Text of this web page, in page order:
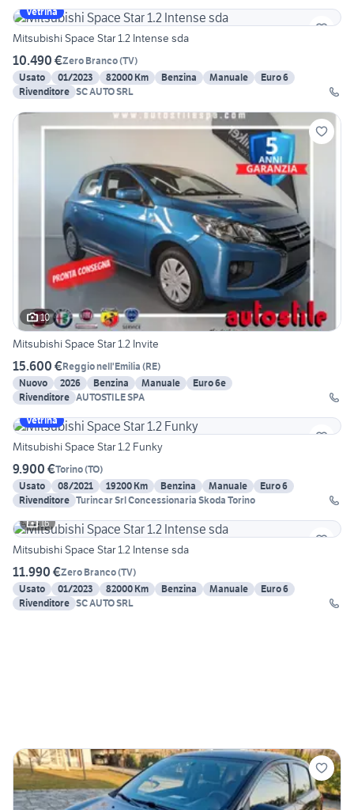
Vetrina
Mitsubishi Space Star 1.2 Intense sda
10.490 €Zero Branco(TV)
Usato
01/2023 82000 Km Benzina Manuale
Euro 6
Rivenditore SC AUTO SRL
10
Mitsubishi Space Star 1.2 Invite
15.600 €Reggio nell'Emilia (RE)
Nuovo
2026 Benzina Manuale
Euro 6e
Rivenditore AUTOSTILE SPA
Vetrina
Mitsubishi Space Star 1.2 Funky
9.900 €Torino(TO)
Usato
08/2021 19200 Km Benzina Manuale
Euro 6
Rivenditore Turincar Srl Concessionaria Skoda Torino
16
Mitsubishi Space Star 1.2 Intense sda
11.990 €Zero Branco(TV)
Usato
01/2023 82000 Km Benzina Manuale
Euro 6
Rivenditore SC AUTO SRL